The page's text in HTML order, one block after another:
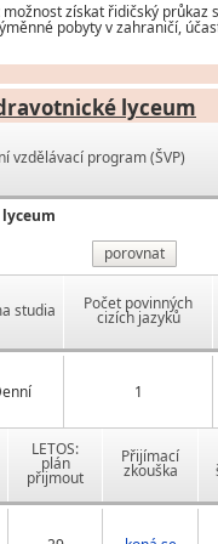
možnost získat řidičský průkaz
pobyty v zahraničí,
lyceum
vzdělávací program (ŠVP)
porovnat
studia Počet povinných
cizích jazyků
1
LETOS:
plán
přijmout
Přijímací
zkouška